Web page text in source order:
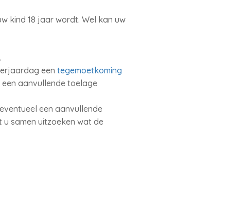
kind 18 jaar wordt. Wel kan uw
een tegemoetkoming
een aanvullende toelage
een aanvullende
u samen uitzoeken wat de